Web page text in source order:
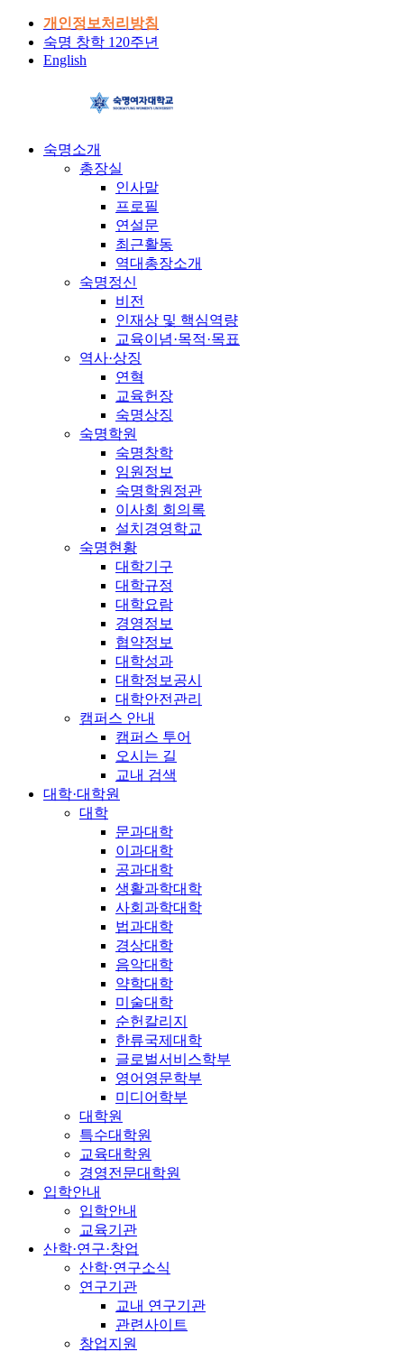
개인정보처리방침
숙명 창학 120주년
English
숙명소개
총장실
인사말
프로필
연설문
최근활동
역대총장소개
숙명정신
비전
인재상 및 핵심역량
교육이념·목적·목표
역사·상징
연혁
교육헌장
숙명상징
숙명학원
숙명창학
임원정보
숙명학원정관
이사회 회의록
설치경영학교
숙명현황
대학기구
대학규정
대학요람
경영정보
협약정보
대학성과
대학정보공시
대학안전관리
캠퍼스 안내
캠퍼스 투어
오시는 길
교내 검색
대학·대학원
대학
문과대학
이과대학
공과대학
생활과학대학
사회과학대학
법과대학
경상대학
음악대학
약학대학
미술대학
순헌칼리지
한류국제대학
글로벌서비스학부
영어영문학부
미디어학부
대학원
특수대학원
교육대학원
경영전문대학원
입학안내
입학안내
교육기관
산학·연구·창업
산학·연구소식
연구기관
교내 연구기관
관련사이트
창업지원